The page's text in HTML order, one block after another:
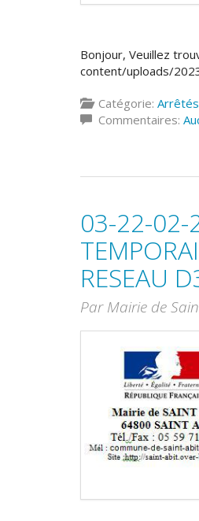
Bonjour, Veuillez
content/uploads/
Catégorie:
Commentaires:
03-22-02-
RESEAU
Par Mairie de